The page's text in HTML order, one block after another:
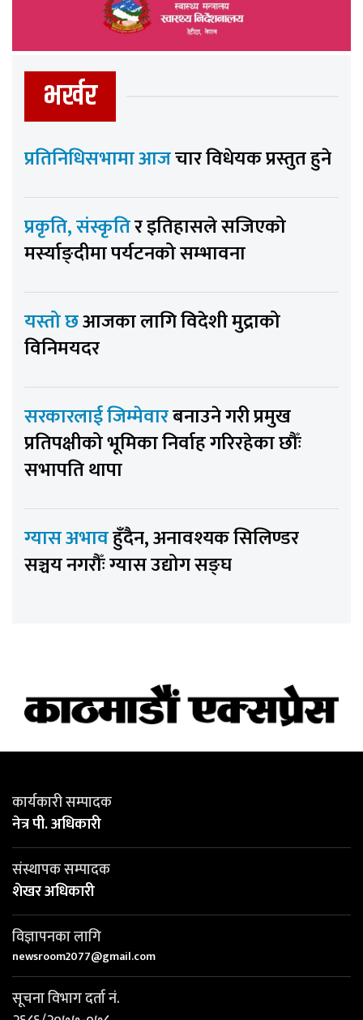
भर्खर
प्रतिनिधिसभामा आजचार विधेयक प्रस्तुत हुने
प्रकृति, संस्कृतिर इतिहासले सजिएको
मर्स्याङ्दीमा पर्यटनको सम्भावना
यस्तो छआजका लागि विदेशी मुद्राको
विनिमयदर
सरकारलाई जिम्मेवारबनाउने गरी प्रमुख
प्रतिपक्षीको भूमिका निर्वाह गरिरहेका छौँः
सभापति थापा
ग्यास अभावहुँदैन, अनावश्यक सिलिण्डर
सञ्चय नगरौँः ग्यास उद्योग सङ्घ
कार्यकारी सम्पादक
नेत्र पी. अधिकारी
संस्थापक सम्पादक
शेखर अधिकारी
विज्ञापनका लागि
newsroom2077@gmail.com
सूचना विभाग दर्ता नं.